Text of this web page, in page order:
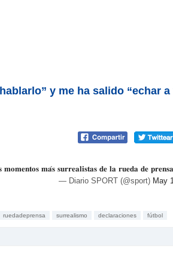
y me ha salido “echar
𝐦𝐚́𝐬 𝐬𝐮𝐫𝐫𝐞𝐚𝐥𝐢𝐬𝐭𝐚𝐬 𝐝𝐞 𝐥𝐚 𝐫𝐮𝐞𝐝𝐚 𝐝𝐞
— Diario SPORT (@sport) May
ruedadeprensa surrealismo declaraciones fútbol